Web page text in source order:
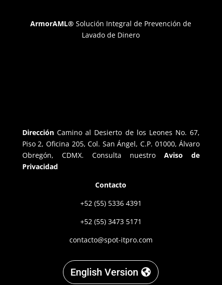
ArmorAML® Solución Integral de Prevención de
Lavado de Dinero
Dirección Camino al Desierto de los Leones No. 67,
Piso 2, Oficina 205, Col. San Ángel, C.P. 01000, Álvaro
Obregón, CDMX. Consulta nuestro
Aviso de
Privacidad
Contacto
+52 (55) 5336 4391
+52 (55) 3473 5171
contacto@spot-itpro.com
English Version